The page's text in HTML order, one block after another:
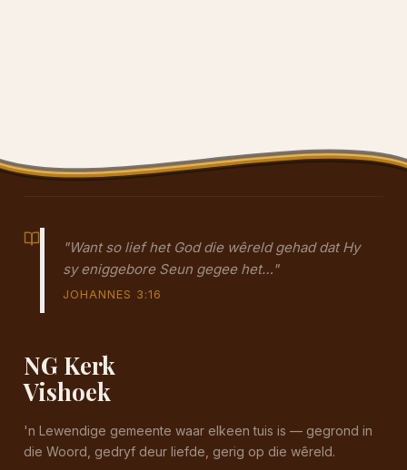
"Want so lief het God die wêreld gehad dat Hy
sy eniggebore Seun gegee het…"
JOHANNES 3:16
NG Kerk
Vishoek
'n Lewendige gemeente waar elkeen tuis is — gegrond in
die Woord, gedryf deur liefde, gerig op die wêreld.